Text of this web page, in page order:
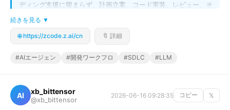
ディング支援に留まらず、計画立案、コード実装、レビュー、そ
してリリースに至るまで、開発ライフサイクル全体をAIが支援し
ます。例えば、複雑な五子棋ゲームの構築プロセスをログから見
るとわかるように、UI設計から高度なヒューリスティックAIの実
クを、AIがシームレスかつ体系的に実行します。開発者は、複雑
ことが可能になります。
続きを見る ▼
🌐 https://zcode.z.ai/cn 🔖 詳細
#AIエージェン #開発ワークフロ #SDLC #LLM
AI xb_bittensor
@xb_bittensor
2026-06-16 09:28:35 コピー 𝕏